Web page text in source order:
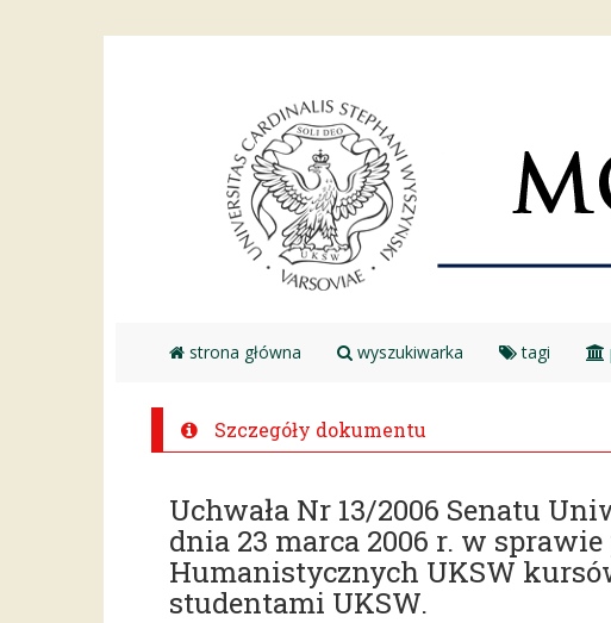
strona główna wyszukiwarka tagi
Szczegóły dokumentu
Uchwała Nr 13/2006 Senatu
dnia 23 marca 2006 r. w
Humanistycznych UKSW
studentami UKSW.